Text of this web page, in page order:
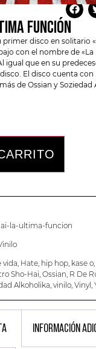
FUNCIÓN
primer disco en solitario
con el nombre de
igual que en su
El disco cuenta con
de Ossian y Soziedad
la-ultima-funcion
vida, Hate, hip hop, kase o,
Sho-Hai, Ossian, R De
Alkoholika, vinilo, Vinyl,
INFORMACIÓN